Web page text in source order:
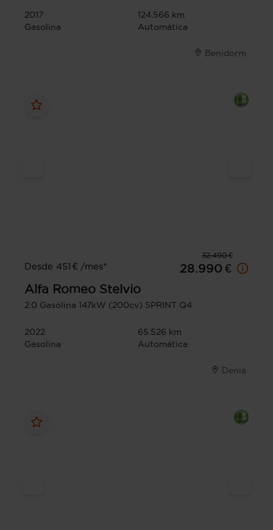
2017
124.566 km
Gasolina
Automática
Benidorm
32.490 €
Desde 451 € /mes*
28.990 €
Alfa Romeo Stelvio
2.0 Gasolina 147kW (200cv) SPRINT Q4
2022
65.526 km
Gasolina
Automática
Denia